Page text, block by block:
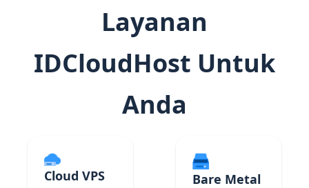
Layanan
IDCloudHost Untuk
Anda
Cloud VPS
Bare Metal